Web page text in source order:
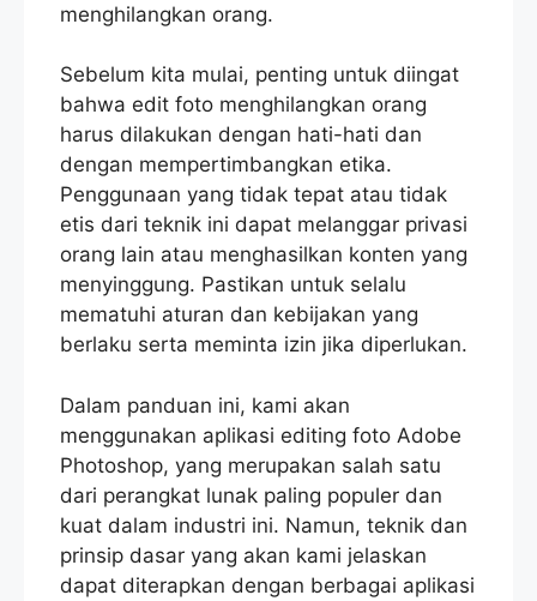
menghilangkan orang.
Sebelum kita mulai, penting untuk diingat
bahwa edit foto menghilangkan orang
harus dilakukan dengan hati-hati dan
dengan mempertimbangkan etika.
Penggunaan yang tidak tepat atau tidak
etis dari teknik ini dapat melanggar privasi
orang lain atau menghasilkan konten yang
menyinggung. Pastikan untuk selalu
mematuhi aturan dan kebijakan yang
berlaku serta meminta izin jika diperlukan.
Dalam panduan ini, kami akan
menggunakan aplikasi editing foto Adobe
Photoshop, yang merupakan salah satu
dari perangkat lunak paling populer dan
kuat dalam industri ini. Namun, teknik dan
prinsip dasar yang akan kami jelaskan
dapat diterapkan dengan berbagai aplikasi